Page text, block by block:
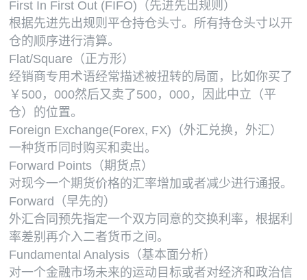
First In First Out (FIFO)（先进先出规则）
根据先进先出规则平仓持仓头寸。所有持仓头寸以开
仓的顺序进行清算。
Flat/Square（正方形）
经销商专用术语经常描述被扭转的局面，比如你买了
￥500，000然后又卖了500，000，因此中立（平
仓）的位置。
Foreign Exchange(Forex, FX)（外汇兑换，外汇）
一种货币同时购买和卖出。
Forward Points（期货点）
对现今一个期货价格的汇率增加或者减少进行通报。
Forward（早先的）
外汇合同预先指定一个双方同意的交换利率，根据利
率差别再介入二者货币之间。
Fundamental Analysis（基本面分析）
对一个金融市场未来的运动目标或者对经济和政治信